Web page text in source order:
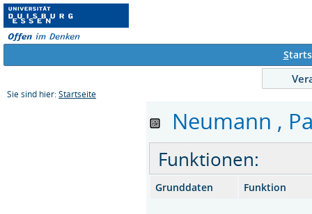
S
Sie sind hier: Startseite
Neumann ,
Funktionen:
Grunddaten Funktion